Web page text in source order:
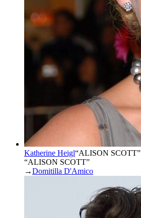
Katherine Heigl“ALISON SCOTT”
“ALISON SCOTT”
→Domitilla D'Amico